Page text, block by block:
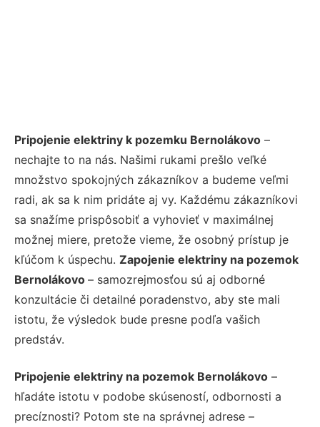
Pripojenie elektriny k pozemku Bernolákovo –
nechajte to na nás. Našimi rukami prešlo veľké
množstvo spokojných zákazníkov a budeme veľmi
radi, ak sa k nim pridáte aj vy. Každému zákazníkovi
sa snažíme prispôsobiť a vyhovieť v maximálnej
možnej miere, pretože vieme, že osobný prístup je
kľúčom k úspechu. Zapojenie elektriny na pozemok
Bernolákovo – samozrejmosťou sú aj odborné
konzultácie či detailné poradenstvo, aby ste mali
istotu, že výsledok bude presne podľa vašich
predstáv.
Pripojenie elektriny na pozemok Bernolákovo –
hľadáte istotu v podobe skúseností, odbornosti a
precíznosti? Potom ste na správnej adrese –